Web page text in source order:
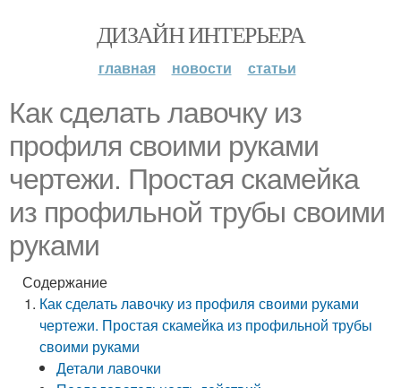
ДИЗАЙН ИНТЕРЬЕРА
главная новости статьи
Как сделать лавочку из
профиля своими руками
чертежи. Простая скамейка
из профильной трубы своими
руками
Содержание
Как сделать лавочку из профиля своими руками
чертежи. Простая скамейка из профильной трубы
своими руками
Детали лавочки